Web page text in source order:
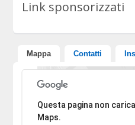
Link sponsorizzati
Mappa Contatti
Ci dispiace,
Questa pagina non
Maps.